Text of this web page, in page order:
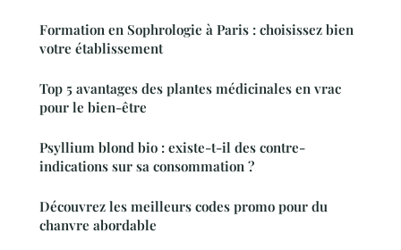
Formation en Sophrologie à Paris : choisissez bien
votre établissement
Top 5 avantages des plantes médicinales en vrac
pour le bien-être
Psyllium blond bio : existe-t-il des contre-
indications sur sa consommation ?
Découvrez les meilleurs codes promo pour du
chanvre abordable